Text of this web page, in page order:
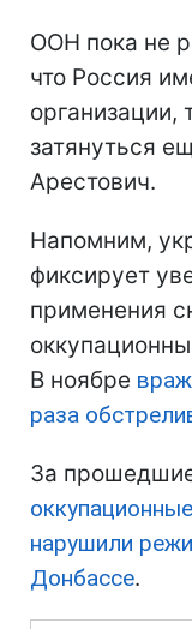
ООН пока не
что Россия
организации,
затянуться
Арестович.
Напомним,
фиксирует
применения
В ноябре
раза
За
нарушили
Донбассе.